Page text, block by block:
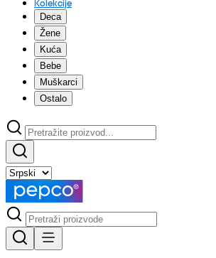
Kolekcije
Deca
Žene
Kuća
Bebe
Muškarci
Ostalo